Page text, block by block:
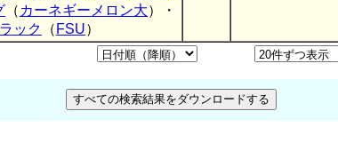
（ カーネギーメロン大）・
ック （ FSU）